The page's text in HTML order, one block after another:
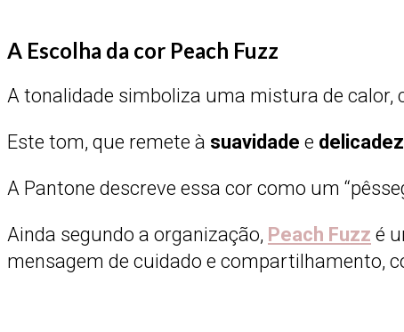
A Escolha da cor Peach Fuzz
A tonalidade simboliza uma mistura de calor,
Este tom, que remete à suavidade e
A Pantone descreve essa cor como um
Ainda segundo a organização, Peach Fuzz é
mensagem de cuidado e compartilhamento,